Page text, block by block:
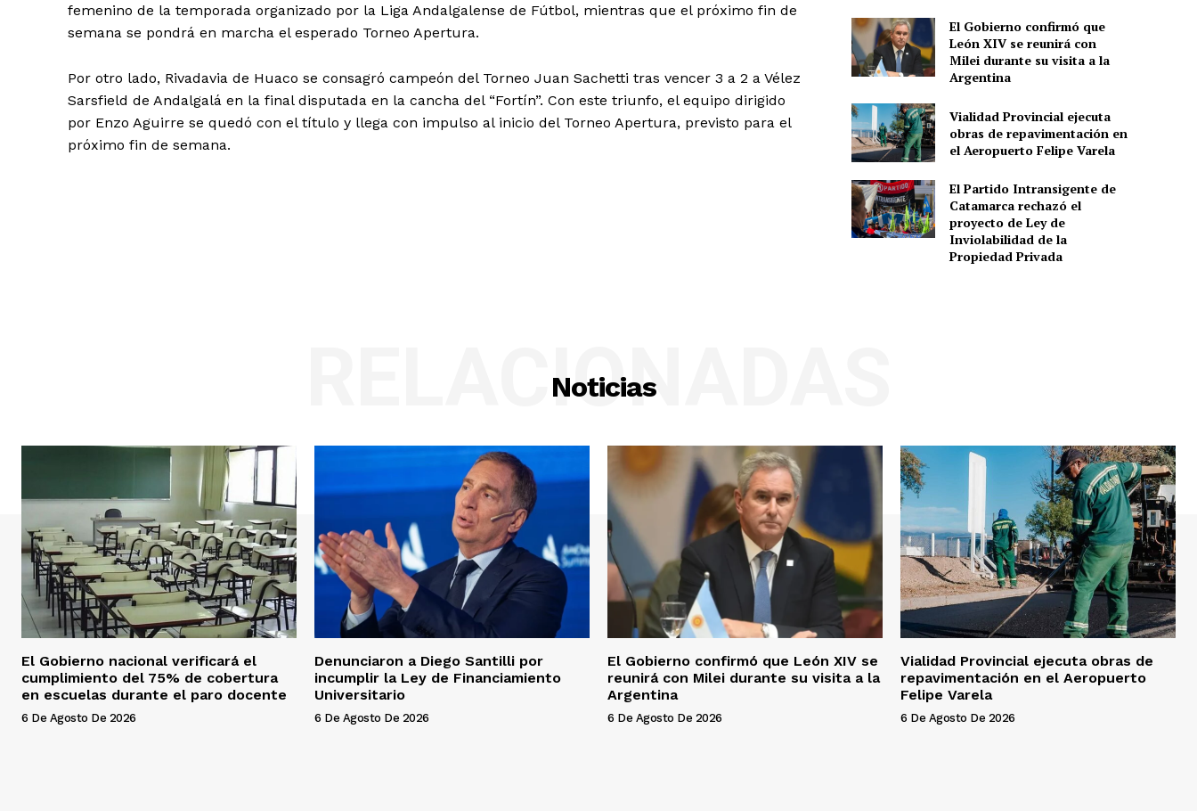
femenino de la temporada organizado por la Liga Andalgalense de Fútbol, mientras que el próximo fin de
semana se pondrá en marcha el esperado Torneo Apertura.
Por otro lado, Rivadavia de Huaco se consagró campeón del Torneo Juan Sachetti tras vencer 3 a 2 a Vélez
Sarsfield de Andalgalá en la final disputada en la cancha del “Fortín”. Con este triunfo, el equipo dirigido
por Enzo Aguirre se quedó con el título y llega con impulso al inicio del Torneo Apertura, previsto para el
próximo fin de semana.
El Gobierno confirmó que
León XIV se reunirá con
Milei durante su visita a la
Argentina
Vialidad Provincial ejecuta
obras de repavimentación en
el Aeropuerto Felipe Varela
El Partido Intransigente de
Catamarca rechazó el
proyecto de Ley de
Inviolabilidad de la
Propiedad Privada
Noticias
RELACIONADAS
El Gobierno nacional verificará el
cumplimiento del 75% de cobertura
en escuelas durante el paro docente
6 De Agosto De 2026
Denunciaron a Diego Santilli por
incumplir la Ley de Financiamiento
Universitario
6 De Agosto De 2026
El Gobierno confirmó que León XIV se
reunirá con Milei durante su visita a la
Argentina
6 De Agosto De 2026
Vialidad Provincial ejecuta obras de
repavimentación en el Aeropuerto
Felipe Varela
6 De Agosto De 2026